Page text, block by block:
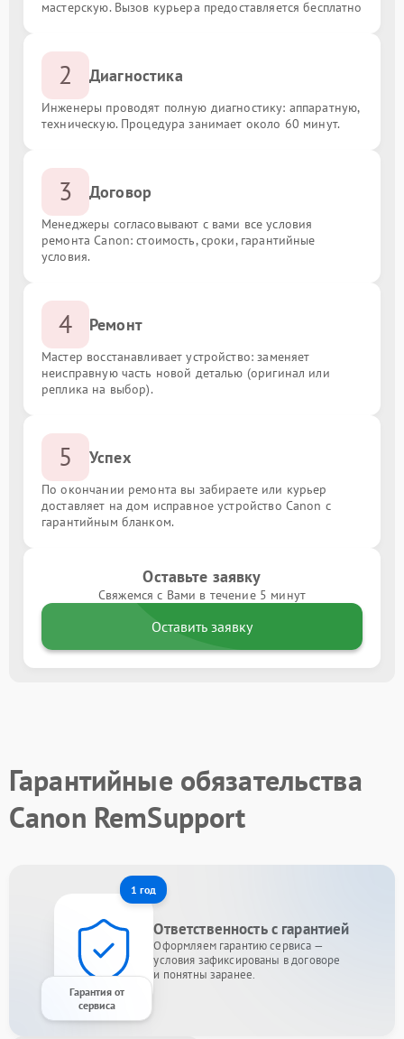
мастерскую. Вызов курьера предоставляется бесплатно
2 Диагностика
Инженеры проводят полную диагностику: аппаратную,
техническую. Процедура занимает около 60 минут.
3 Договор
Менеджеры согласовывают с вами все условия
ремонта Canon: стоимость, сроки, гарантийные
условия.
4 Ремонт
Мастер восстанавливает устройство: заменяет
неисправную часть новой деталью (оригинал или
реплика на выбор).
5 Успех
По окончании ремонта вы забираете или курьер
доставляет на дом исправное устройство Canon с
гарантийным бланком.
Оставьте заявку
Свяжемся с Вами в течение 5 минут
Оставить заявку
Гарантийные обязательства
Canon RemSupport
1 год
Гарантия от
сервиса
Ответственность с гарантией
Оформляем гарантию сервиса —
условия зафиксированы в договоре
и понятны заранее.